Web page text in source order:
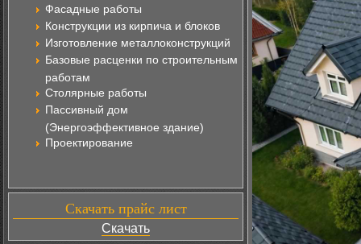
Фасадные работы
Конструкции из кирпича и блоков
Изготовление металлоконструкций
Базовые расценки по строительным
работам
Столярные работы
Пассивный дом
(Энергоэффективное здание)
Проектирование
Скачать прайс лист
Скачать